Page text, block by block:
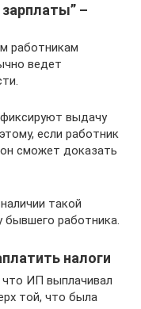
–
работникам
ведет
выдачу
если работник
сможет доказать
такой
работника.
налоги
ИП выплачивал
той, что была